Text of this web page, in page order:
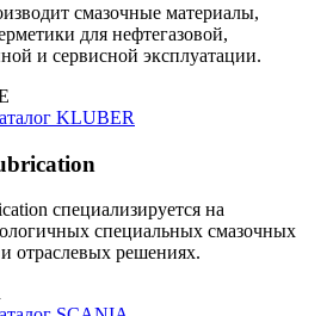
смазочные материалы,
для нефтегазовой,
и сервисной эксплуатации.
KLUBER
специализируется на
специальных смазочных
отраслевых решениях.